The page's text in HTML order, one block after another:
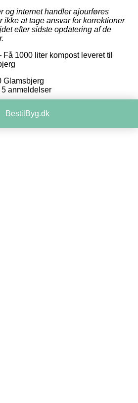
og internet handler ajourføres
at tage ansvar for korrektioner
efter sidste opdatering af de
Få 1000 liter kompost leveret til
Glamsbjerg
5 anmeldelser
BestilByg.dk